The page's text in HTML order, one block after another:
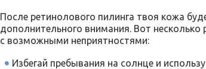
После ретинолового пилинга твоя кожа
дополнительного внимания. Вот
с возможными неприятностями:
Избегай пребывания на солнце и